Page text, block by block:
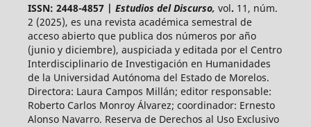
ISSN: 2448-4857 | Estudios del Discurso, vol. 11, núm.
2 (2025), es una revista académica semestral de
acceso abierto que publica dos números por año
(junio y diciembre), auspiciada y editada por el Centro
Interdisciplinario de Investigación en Humanidades
de la Universidad Autónoma del Estado de Morelos.
Directora: Laura Campos Millán; editor responsable:
Roberto Carlos Monroy Álvarez; coordinador: Ernesto
Alonso Navarro. Reserva de Derechos al Uso Exclusivo